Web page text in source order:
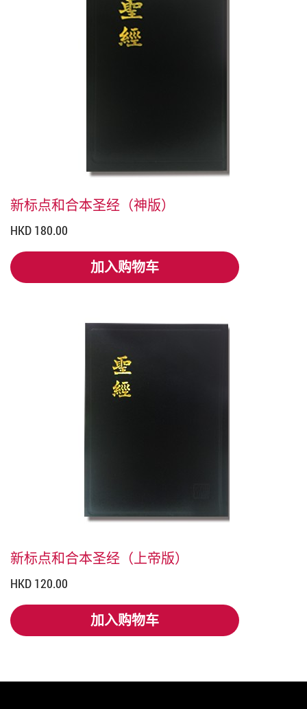
新标点和合本圣经（神版）
HKD 180.00
加入购物车
加入购物车
新标点和合本圣经（上帝版）
HKD 120.00
加入购物车
加入购物车